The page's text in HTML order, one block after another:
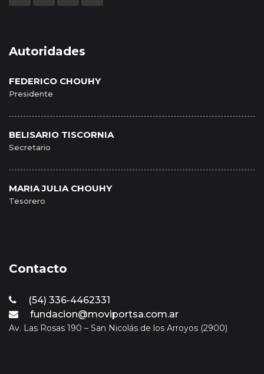
Autoridades
FEDERICO CHOUHY
Presidente
BELISARIO TISCORNIA
Secretario
MARIA JULIA CHOUHY
Tesorero
Contacto
(54) 336-4462331
fundacion@moviportsa.com.ar
Av. Las Rosas 190 – San Nicolás de los Arroyos (2900)